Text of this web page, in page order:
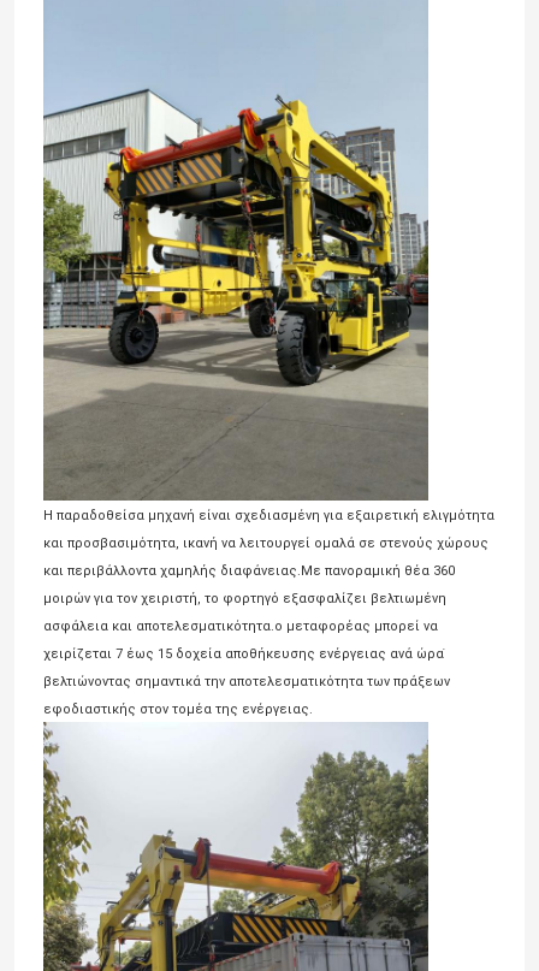
Η παραδοθείσα μηχανή είναι σχεδιασμένη για εξαιρετική ελιγμότητα
και προσβασιμότητα, ικανή να λειτουργεί ομαλά σε στενούς χώρους
και περιβάλλοντα χαμηλής διαφάνειας.Με πανοραμική θέα 360
μοιρών για τον χειριστή, το φορτηγό εξασφαλίζει βελτιωμένη
ασφάλεια και αποτελεσματικότητα.ο μεταφορέας μπορεί να
χειρίζεται 7 έως 15 δοχεία αποθήκευσης ενέργειας ανά ώρα ̇
βελτιώνοντας σημαντικά την αποτελεσματικότητα των πράξεων
εφοδιαστικής στον τομέα της ενέργειας.